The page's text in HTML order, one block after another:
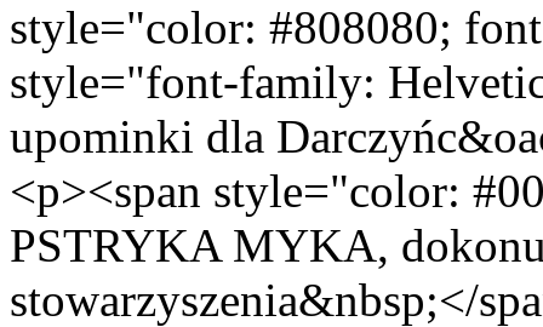
style="color: #808080;
style="font-family:
upominki dla
<p><span style="color:
PSTRYKA MYKA,
stowarzyszenia&nbsp;</